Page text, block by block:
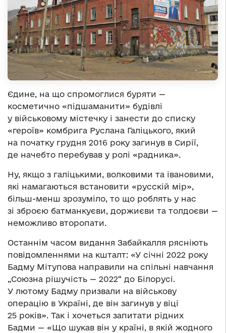
Єдине, на що спромоглися буряти —
косметично «підшаманити» будівлі
у військовому містечку і занести до списку
«героїв» комбрига Руслана Галіцького, який
на початку грудня 2016 року загинув в Сирії,
де начебто перебував у ролі «радника».
Ну, якщо з галіцькими, волковими та івановими,
які намагаються встановити «русскій мір»,
більш-менш зрозуміло, то що роблять у нас
зі зброєю батманкуєви, доржиєви та толдоєви —
неможливо второпати.
Останнім часом видання Забайкалля рясніють
повідомленнями на кшталт: «У січні 2022 року
Бадму Мітупова направили на спільні навчання
„Союзна рішучість — 2022“ до Білорусі.
У лютому Бадму призвали на військову
операцію в Україні, де він загинув у віці
25 років». Так і хочеться запитати рідних
Бадми — «Що шукав він у країні, в якій жодного